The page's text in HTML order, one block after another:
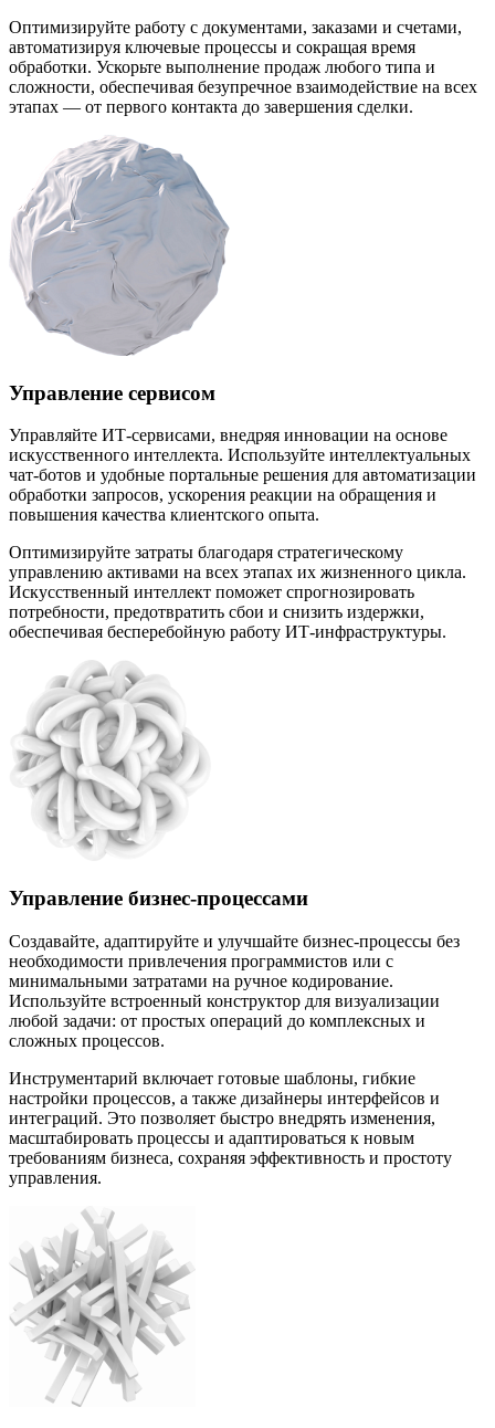
Оптимизируйте работу с документами, заказами и счетами,
автоматизируя ключевые процессы и сокращая время
обработки. Ускорьте выполнение продаж любого типа и
сложности, обеспечивая безупречное взаимодействие на всех
этапах — от первого контакта до завершения сделки.
Управление сервисом
Управляйте ИТ-сервисами, внедряя инновации на основе
искусственного интеллекта. Используйте интеллектуальных
чат-ботов и удобные портальные решения для автоматизации
обработки запросов, ускорения реакции на обращения и
повышения качества клиентского опыта.
Оптимизируйте затраты благодаря стратегическому
управлению активами на всех этапах их жизненного цикла.
Искусственный интеллект поможет спрогнозировать
потребности, предотвратить сбои и снизить издержки,
обеспечивая бесперебойную работу ИТ-инфраструктуры.
Управление бизнес-процессами
Создавайте, адаптируйте и улучшайте бизнес-процессы без
необходимости привлечения программистов или с
минимальными затратами на ручное кодирование.
Используйте встроенный конструктор для визуализации
любой задачи: от простых операций до комплексных и
сложных процессов.
Инструментарий включает готовые шаблоны, гибкие
настройки процессов, а также дизайнеры интерфейсов и
интеграций. Это позволяет быстро внедрять изменения,
масштабировать процессы и адаптироваться к новым
требованиям бизнеса, сохраняя эффективность и простоту
управления.